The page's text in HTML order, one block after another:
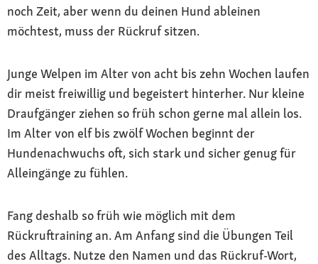
noch Zeit, aber wenn du deinen Hund ableinen
möchtest, muss der Rückruf sitzen.
Junge Welpen im Alter von acht bis zehn Wochen laufen
dir meist freiwillig und begeistert hinterher. Nur kleine
Draufgänger ziehen so früh schon gerne mal allein los.
Im Alter von elf bis zwölf Wochen beginnt der
Hundenachwuchs oft, sich stark und sicher genug für
Alleingänge zu fühlen.
Fang deshalb so früh wie möglich mit dem
Rückruftraining an. Am Anfang sind die Übungen Teil
des Alltags. Nutze den Namen und das Rückruf-Wort,